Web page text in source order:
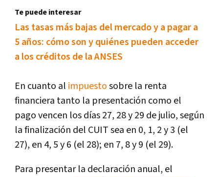
Te puede interesar
Las tasas más bajas del mercado y a pagar a
5 años: cómo son y quiénes pueden acceder
a los créditos de la ANSES
En cuanto al impuestosobre la renta
financiera tanto la presentación como el
pago vencen los días 27, 28 y 29 de julio, según
la finalización del CUIT sea en 0, 1, 2 y 3 (el
27), en 4, 5 y 6 (el 28); en 7, 8 y 9 (el 29).
Para presentar la declaración anual, el